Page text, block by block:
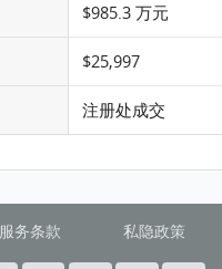
$985.3 万元
$25,997
注册处成交
服务条款 私隐政策